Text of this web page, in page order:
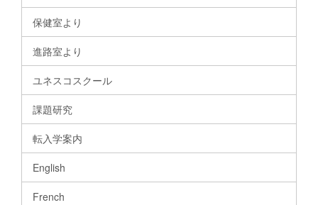
保健室より
進路室より
ユネスコスクール
課題研究
転入学案内
English
French